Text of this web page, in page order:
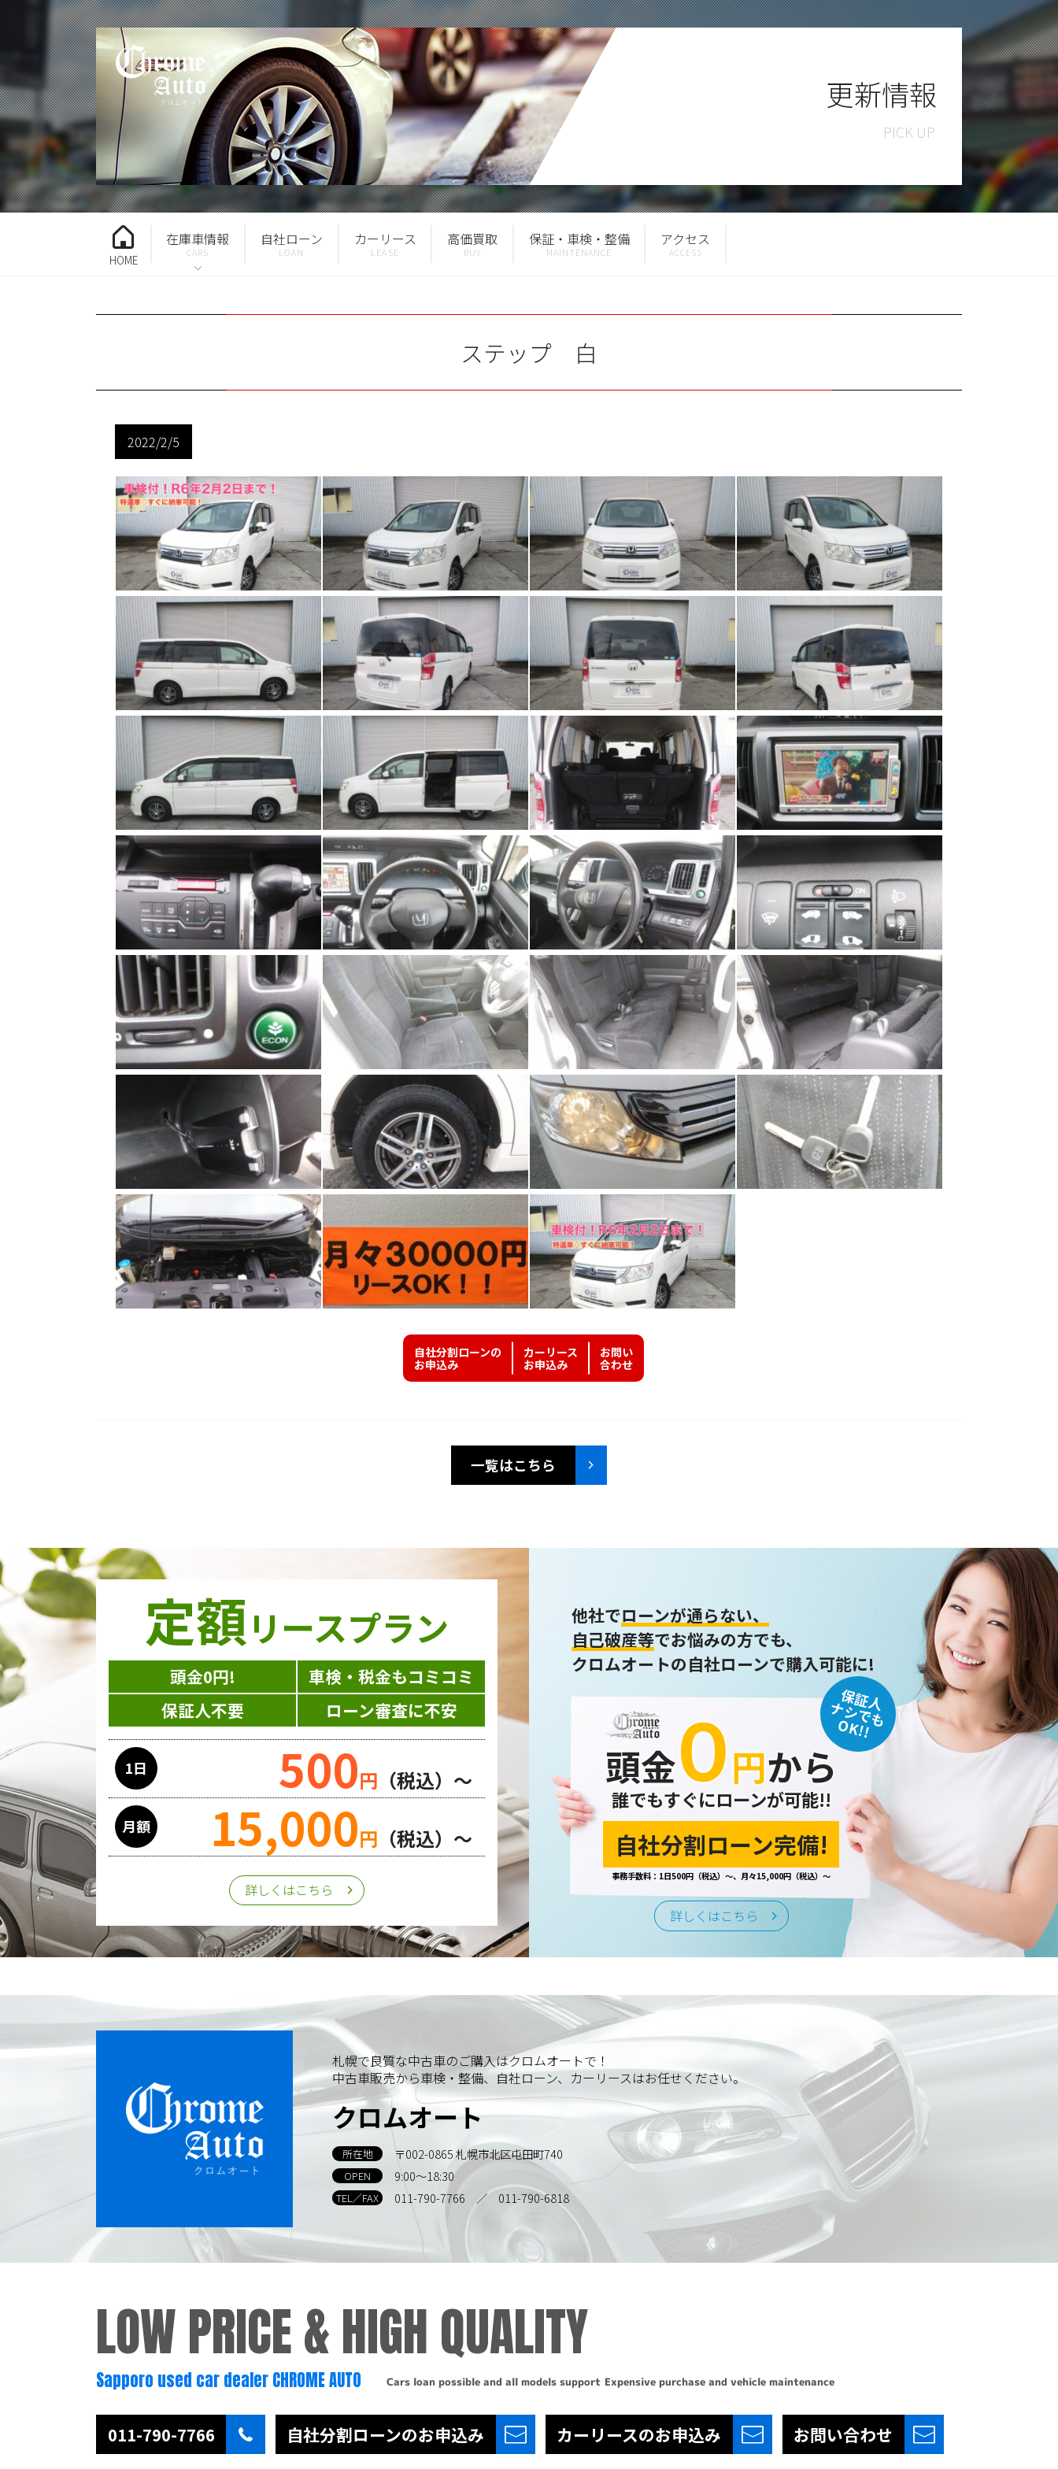
更新情報
HOME
在庫車情報 自社ローン カーリース 高価買取 保証・車検・整備 アクセス
ステップ 白
2022/2/5
自社分割ローンの
お申込み
カーリース
お申込み
お問い
合わせ
一覧はこちら
定額リースプラン
頭金0円!
車検・税金もコミコミ
保証人不要
ローン審査に不安
1日 500円 （税込）～
月額 15,000円 （税込）～
詳しくはこちら
他社でローンが通らない、
自己破産等でお悩みの方でも、
クロムオートの自社ローンで購入可能に!
保証人
ナシでも
OK!!
頭金０円から
誰でもすぐにローンが可能!!
自社分割ローン完備!
事務手数料：1日500円（税込）～、月々15,000円（税込）～
詳しくはこちら
札幌で良質な中古車のご購入はクロムオートで！
中古車販売から車検・整備、自社ローン、カーリースはお任せください。
クロムオート
所在地 〒002-0865 札幌市北区屯田町740
OPEN 9:00～18:30
TEL／FAX 011-790-7766 ／ 011-790-6818
LOW PRICE &HIGH QUALITY
Sapporo used car dealer CHROME AUTO Cars loan possible and all models support Expensive purchase and vehicle maintenance
011-790-7766 自社分割ローンのお申込み カーリースのお申込み お問い合わせ